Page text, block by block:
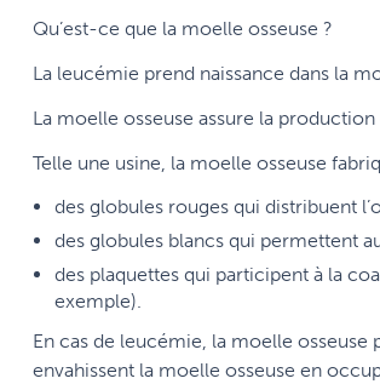
Qu’est-ce que la moelle osseuse ?
La leucémie prend naissance dans la
La moelle osseuse assure la
Telle une usine, la moelle osseuse
des globules rouges qui distribuent
des globules blancs qui permettent
des plaquettes qui participent à la
exemple).
En cas de leucémie, la moelle osseuse
envahissent la moelle osseuse en